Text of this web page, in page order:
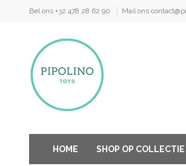
Bel ons +32 478 28 62 90 Mail ons
HOME SHOP OP COLLECTIE